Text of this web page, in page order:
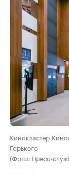
Кинокластер
Горького
(Фото: Пресс-